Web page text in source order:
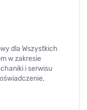
dla Wszystkich
w zakresie
i serwisu